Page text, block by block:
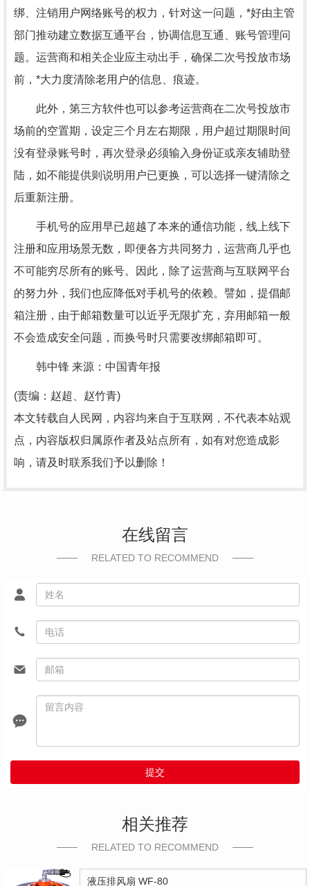
绑、注销用户网络账号的权力，针对这一问题，*好由主管
部门推动建立数据互通平台，协调信息互通、账号管理问
题。运营商和相关企业应主动出手，确保二次号投放市场
前，*大力度清除老用户的信息、痕迹。
此外，第三方软件也可以参考运营商在二次号投放市
场前的空置期，设定三个月左右期限，用户超过期限时间
没有登录账号时，再次登录必须输入身份证或亲友辅助登
陆，如不能提供则说明用户已更换，可以选择一键清除之
后重新注册。
手机号的应用早已超越了本来的通信功能，线上线下
注册和应用场景无数，即便各方共同努力，运营商几乎也
不可能穷尽所有的账号。因此，除了运营商与互联网平台
的努力外，我们也应降低对手机号的依赖。譬如，提倡邮
箱注册，由于邮箱数量可以近乎无限扩充，弃用邮箱一般
不会造成安全问题，而换号时只需要改绑邮箱即可。
韩中锋 来源：中国青年报
(责编：赵超、赵竹青)
本文转载自人民网，内容均来自于互联网，不代表本站观
点，内容版权归属原作者及站点所有，如有对您造成影
响，请及时联系我们予以删除！
在线留言
RELATED TO RECOMMEND
提交
相关推荐
RELATED TO RECOMMEND
液压排风扇 WF-80